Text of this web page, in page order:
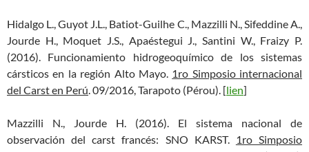
Hidalgo L., Guyot J.L., Batiot-Guilhe C., Mazzilli N., Sifeddine A.,
Jourde H., Moquet J.S., Apaéstegui J., Santini W., Fraizy P.
(2016). Funcionamiento hidrogeoquímico de los sistemas
cársticos en la región Alto Mayo. 1ro Simposio internacional
del Carst en Perú. 09/2016, Tarapoto (Pérou). [lien]
Mazzilli N., Jourde H. (2016). El sistema nacional de
observación del carst francés: SNO KARST. 1ro Simposio